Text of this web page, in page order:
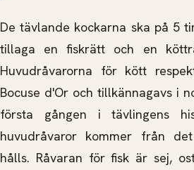
De tävlande kockarna ska på 5
tillaga en fiskrätt och en
Huvudråvarorna för kött
Bocuse d'Or och tillkännagavs i
första gången i tävlingens
huvudråvaror kommer från
hålls. Råvaran för fisk är sej,